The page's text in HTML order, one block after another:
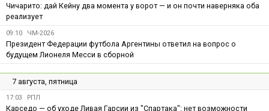
Чичарито: дай Кейну два момента у ворот — и он почти наверняка оба
реализует
09:10 ЧМ-2026
Президент Федерации футбола Аргентины ответил на вопрос о
будущем Лионеля Месси в сборной
7 августа, пятница
17:03 РПЛ
Карседо — об уходе Ливая Гарсии из "Спартака": нет возможности